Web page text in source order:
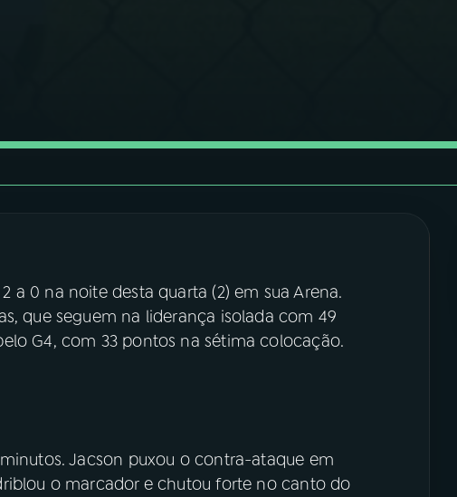
a 0 na noite desta quarta (2) em sua Arena.
que seguem na liderança isolada com 49
G4, com 33 pontos na sétima colocação.
Jacson puxou o contra-ataque em
o marcador e chutou forte no canto do